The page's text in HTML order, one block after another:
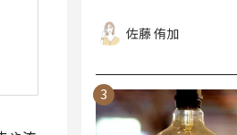
佐藤 侑加